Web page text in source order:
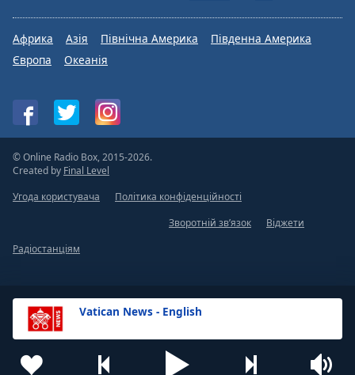
Vatican News - English
Африка Азія Північна Америка
Південна Америка
Європа
Океанія
© Online Radio Box, 2015-2026.
Created by Final Level
Угода користувача
Політика конфіденційності
Зворотній зв’язок
Віджети
Радіостанціям